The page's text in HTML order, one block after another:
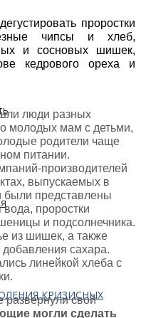
КРИЗИСНЫХ
проростки
чипсы и хлеб,
и сосновых шишек,
кедрового ореха и
люди разных
молодых мам с детьми,
родители чаще
питании.
производителей
выпускаемых в
были представлены
проростки
и подсолнечника.
из шишек, а также
сахара.
линейкой хлеба с
развернули свой
могли сделать